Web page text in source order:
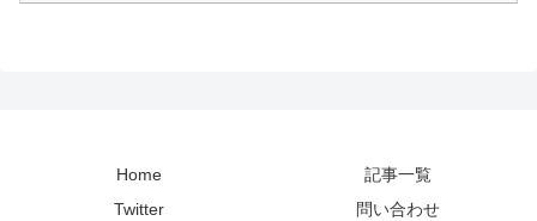
Home
記事一覧
Twitter
問い合わせ